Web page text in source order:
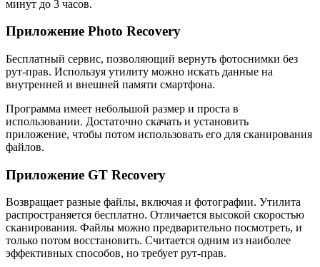
минут до 3 часов.
Приложение Photo Recovery
Бесплатный сервис, позволяющий вернуть фотоснимки без
рут-прав. Используя утилиту можно искать данные на
внутренней и внешней памяти смартфона.
Программа имеет небольшой размер и проста в
использовании. Достаточно скачать и установить
приложение, чтобы потом использовать его для сканирования
файлов.
Приложение GT Recovery
Возвращает разные файлы, включая и фотографии. Утилита
распространяется бесплатно. Отличается высокой скоростью
сканирования. Файлы можно предварительно посмотреть, и
только потом восстановить. Считается одним из наиболее
эффективных способов, но требует рут-прав.